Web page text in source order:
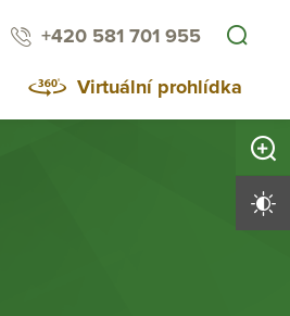
+420 581 701 955
Virtuální prohlídka